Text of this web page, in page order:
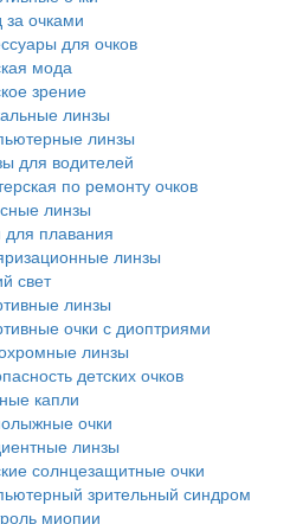
за очками
для очков
мода
зрение
линзы
линзы
для водителей
по ремонту очков
линзы
для плавания
линзы
свет
линзы
очки с диоптриями
линзы
детских очков
капли
очки
линзы
солнцезащитные очки
зрительный синдром
миопии